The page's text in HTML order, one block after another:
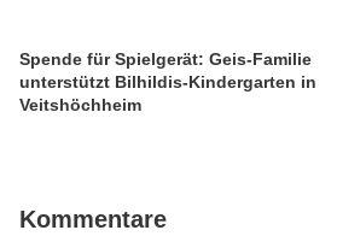
Spende für Spielgerät: Geis-Familie
unterstützt Bilhildis-Kindergarten in
Veitshöchheim
Kommentare